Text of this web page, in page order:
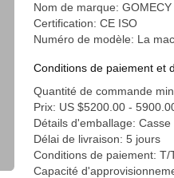
Nom de marque: GOMECY
Certification: CE ISO
Numéro de modèle: La
Conditions de paiement et
Quantité de commande
Prix: US $5200.00 -
Détails d'emballage:
Délai de livraison: 5 jours
Conditions de paiement: T/
Capacité